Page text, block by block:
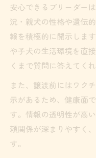
安心できるブリーダー
況・親犬の性格や遺伝
報を積極的に開示しま
や子犬の生活環境を直
くまで質問に答えてく
また、譲渡前にはワク
示があるため、健康面
す。情報の透明性が高
頼関係が深まりやすく
す。